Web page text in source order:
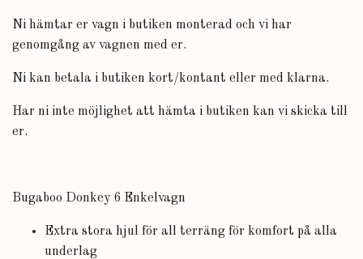
Ni hämtar er vagn i butiken monterad och vi har
genomgång av vagnen med er.
Ni kan betala i butiken kort/kontant eller med klarna.
Har ni inte möjlighet att hämta i butiken kan vi skicka till
er.
Bugaboo Donkey 6 Enkelvagn
Extra stora hjul för all terräng för komfort på alla
underlag